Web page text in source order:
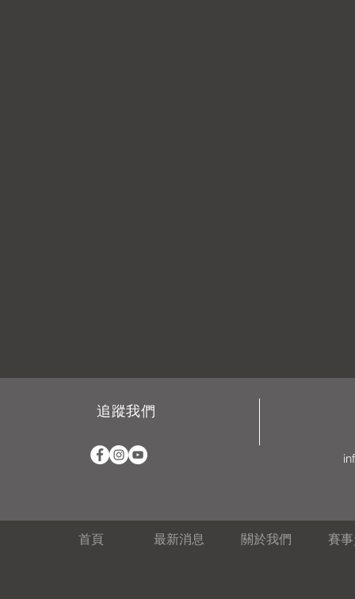
追蹤我們
首頁 最新消息 關於我們 賽